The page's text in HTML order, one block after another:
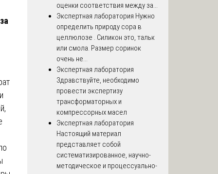
оценки соответствия между за...
Экспертная лаборатория Нужно
определить природу сора в
целлюлозе . Силикон это, тальк
или смола. Размер соринок
очень не...
Экспертная лаборатория
Здравствуйте, необходимо
провести экспертизу
трансформаторных и
компрессорных масел
Экспертная лаборатория
Настоящий материал
представляет собой
систематизированное, научно-
методическое и процессуально-